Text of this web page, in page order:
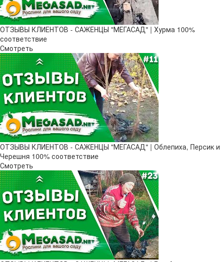
ОТЗЫВЫ КЛИЕНТОВ - САЖЕНЦЫ "МЕГАСАД" | Хурма 100%
соответствие
Смотреть
ОТЗЫВЫ КЛИЕНТОВ - САЖЕНЦЫ "МЕГАСАД" | Облепиха, Персик и
Черешня 100% соответствие
Смотреть